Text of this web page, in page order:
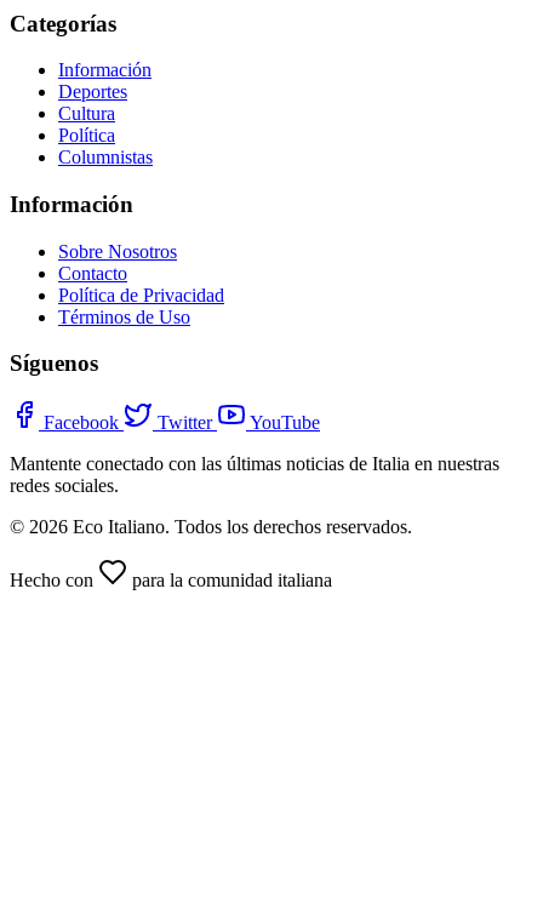
Categorías
Información
Deportes
Cultura
Política
Columnistas
Información
Sobre Nosotros
Contacto
Política de Privacidad
Términos de Uso
Síguenos
Facebook Twitter
YouTube
Mantente conectado con las últimas noticias de Italia en nuestras
redes sociales.
© 2026 Eco Italiano. Todos los derechos reservados.
Hecho con para la comunidad italiana